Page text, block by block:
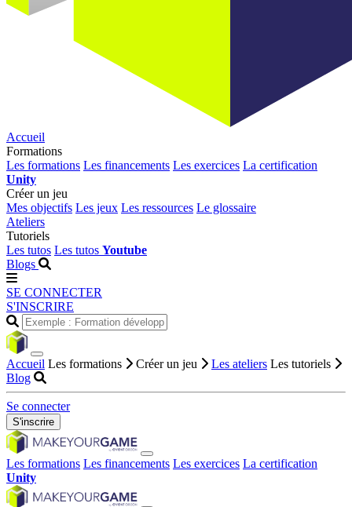
Accueil
Formations
Les formations Les financements Les exercices La certification
Unity
Créer un jeu
Mes objectifs Les jeux Les ressources Le glossaire
Ateliers
Tutoriels
Les tutos Les tutos Youtube
Blogs
SE CONNECTER
S'INSCRIRE
Accueil Les formations Créer un jeu Les ateliers Les tutoriels
Blog
Se connecter
S'inscrire
Les formations Les financements Les exercices La certification
Unity